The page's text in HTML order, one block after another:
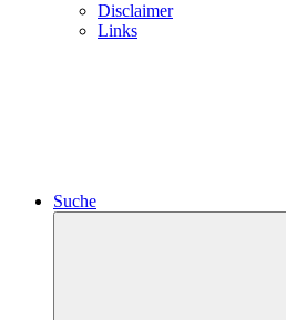
Disclaimer
Links
Suche